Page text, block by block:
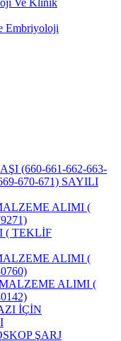
Embriyoloji
(660-661-662-663-
670-671) SAYILI
ALIMI (
( TEKLİF
ALIMI (
ALIMI (
İÇİN
ŞARJ